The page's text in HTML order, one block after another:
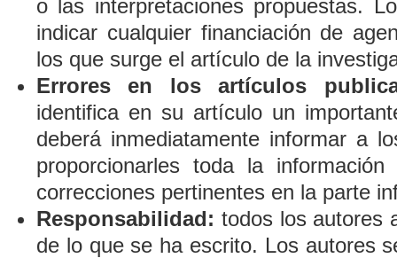
o las interpretaciones propuestas.
indicar cualquier financiación de
los que surge el artículo de la
Errores en los artículos
identifica en su artículo un
deberá inmediatamente informar a
proporcionarles toda la
correcciones pertinentes en la parte
Responsabilidad: todos los autores
de lo que se ha escrito. Los autores